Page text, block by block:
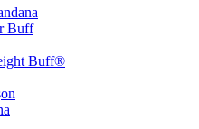
Buff
Buff®